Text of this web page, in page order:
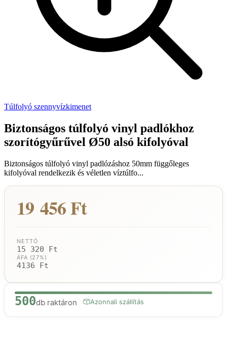
Túlfolyó szennyvízkimenet
Biztonságos túlfolyó vinyl padlókhoz
szorítógyűrűvel Ø50 alsó kifolyóval
Biztonságos túlfolyó vinyl padlózáshoz 50mm függőleges
kifolyóval rendelkezik és véletlen víztúlfo...
19 456 Ft
NETTÓ
15 320 Ft
ÁFA (27%)
4136 Ft
500db raktáron Azonnali szállítás